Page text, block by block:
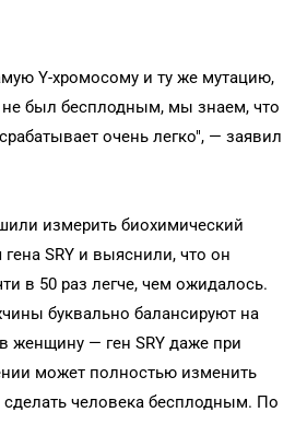
Y-хромосому и ту же мутацию,
не был бесплодным, мы знаем, что
очень легко", — заявил
измерить биохимический
SRY и выяснили, что он
в 50 раз легче, чем ожидалось.
буквально балансируют на
женщину — ген SRY даже при
может полностью изменить
человека бесплодным. По